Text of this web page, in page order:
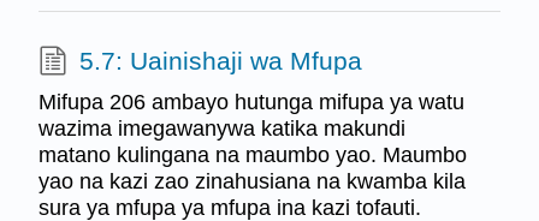
5.7: Uainishaji wa Mfupa
Mifupa 206 ambayo hutunga mifupa ya watu
wazima imegawanywa katika makundi
matano kulingana na maumbo yao. Maumbo
yao na kazi zao zinahusiana na kwamba kila
sura ya mfupa ya mfupa ina kazi tofauti.